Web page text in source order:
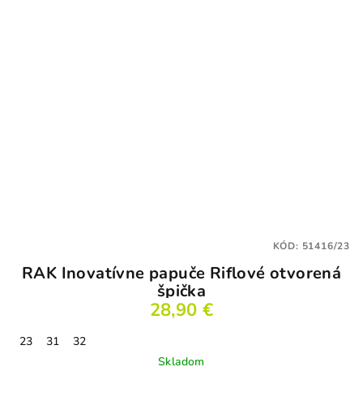
RAK Inovatívne papuče Riflové otvorená
špička
28,90 €
23 31
32
Skladom
KÓD: 51416/23